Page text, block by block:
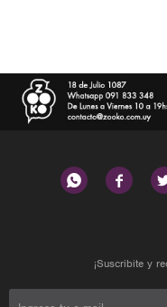
 
¡Suscribite y